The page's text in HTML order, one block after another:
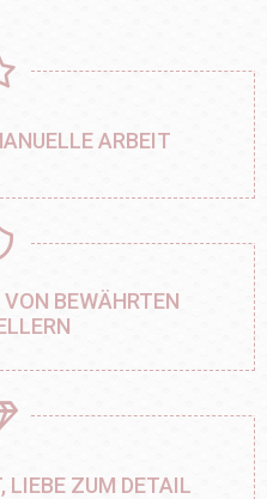
ARBEIT
BEWÄHRTEN
LIEBE ZUM DETAIL